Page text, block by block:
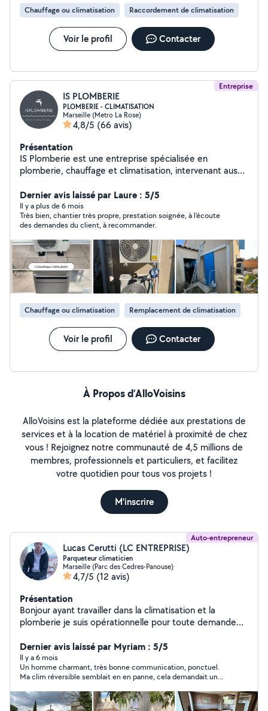
Chauffage ou climatisation Raccordement de climatisation
Voir le profil Contacter
Entreprise
IS PLOMBERIE
PLOMBERIE - CLIMATISATION
Marseille (Metro La Rose)
4,8/5 (66 avis)
Présentation
IS Plomberie est une entreprise spécialisée en
plomberie, chauffage et climatisation, intervenant aussi
Nous accompagnons particuliers, professionnels,
syndics et bailleurs avec des prestations rapides, fiables
et adaptées à chaque besoin. Notre équipe met un
point d'honneur à assurer un travail soigné, dans le
respect des normes et des délais. Grâce à notre
expérience terrain et à notre réactivité, nous sommes
en mesure de gérer aussi bien les urgences que les
chantiers plus techniques, avec un suivi sérieux du début
à la fin des interventions.
Dernier avis laissé par Laure : 5/5
Il y a plus de 6 mois
Très bien, chantier très propre, prestation soignée, à l'écoute
des demandes du client, à recommander.
Chauffage ou climatisation Remplacement de climatisation
Voir le profil Contacter
À Propos d’AlloVoisins
AlloVoisins est la plateforme dédiée aux prestations de
services et à la location de matériel à proximité de chez
vous ! Rejoignez notre communauté de 4,5 millions de
membres, professionnels et particuliers, et facilitez
votre quotidien pour tous vos projets !
M'inscrire
Auto-entrepreneur
Lucas Cerutti (LC ENTREPRISE)
Parqueteur climaticien
Marseille (Parc des Cedres-Panouse)
4,7/5 (12 avis)
Présentation
Bonjour ayant travailler dans la climatisation et la
plomberie je suis opérationnelle pour toute demande
la pose de parquet et terrasse en bois , formé par mon
oncle qui était un ancien parqueteur je suis à la
recherche de nouveaux chantier . N'hésitez pas a me
contacter pour toute demande de devis Cordialement
LC ENTREPRISE
Dernier avis laissé par Myriam : 5/5
Il y a 6 mois
Un homme charmant, très bonne communication, ponctuel.
Ma clim réversible semblait en en panne, cela demandait un
fonctionne parfaitement. Je le recommande sans hésiter.
Merci Lucas